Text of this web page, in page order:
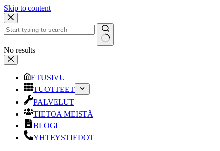
Skip to content
No results
ETUSIVU
TUOTTEET
PALVELUT
TIETOA MEISTÄ
BLOGI
YHTEYSTIEDOT